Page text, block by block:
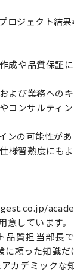
ロジェクト結
成や品質保証
よび業務への
コンサルティ
ンの可能性が
様習熟度にも
意しています。
品質担当部長
に頼った知識
カデミックな